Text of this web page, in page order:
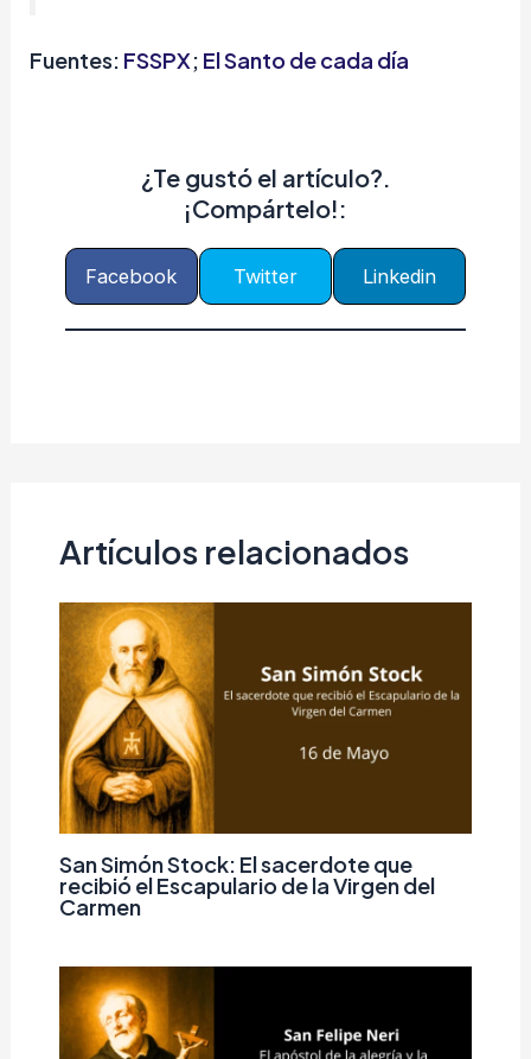
Fuentes: FSSPX; El Santo de cada día
¿Te gustó el artículo?.
¡Compártelo!:
Facebook Twitter Linkedin
Artículos relacionados
San Simón Stock: El sacerdote que
recibió el Escapulario de la Virgen del
Carmen